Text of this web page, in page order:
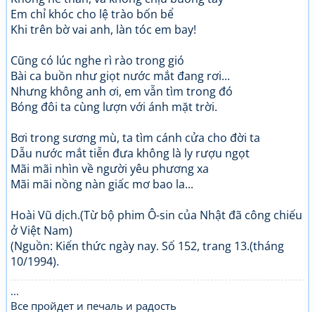
Em chỉ khóc cho lệ trào bốn bể
Khi trên bờ vai anh, làn tóc em bay!
Cũng có lúc nghe rì rào trong gió
Bài ca buồn như giọt nước mắt đang rơi...
Nhưng không anh ơi, em vẫn tìm trong đó
Bóng đôi ta cùng lượn với ánh mặt trời.
Bơi trong sương mù, ta tìm cánh cửa cho đời ta
Dẫu nước mắt tiễn đưa không là ly rượu ngọt
Mãi mãi nhìn về người yêu phương xa
Mãi mãi nồng nàn giấc mơ bao la...
Hoài Vũ dịch.(Từ bộ phim Ô-sin của Nhật đã công chiếu
ở Việt Nam)
(Nguồn: Kiến thức ngày nay. Số 152, trang 13.(tháng
10/1994).
...
Все пройдет и печаль и радость